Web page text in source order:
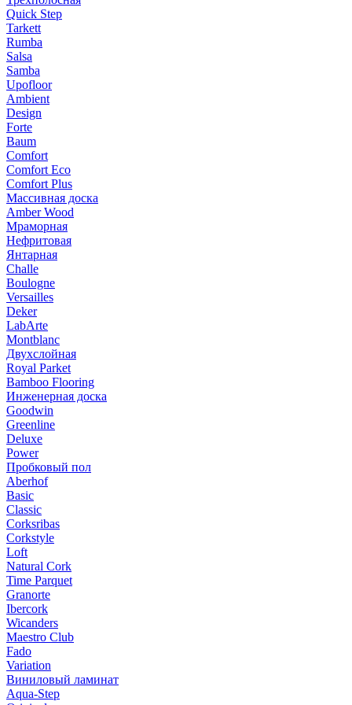
Quick Step
Tarkett
Rumba
Salsa
Samba
Upofloor
Ambient
Design
Forte
Baum
Comfort
Comfort Eco
Comfort Plus
Массивная доска
Amber Wood
Мраморная
Нефритовая
Янтарная
Challe
Boulogne
Versailles
Deker
LabArte
Montblanc
Двухслойная
Royal Parket
Bamboo Flooring
Инженерная доска
Goodwin
Greenline
Deluxe
Power
Пробковый пол
Aberhof
Basic
Classic
Corksribas
Corkstyle
Loft
Natural Cork
Time Parquet
Granorte
Ibercork
Wicanders
Мaestro Club
Fado
Variation
Виниловый ламинат
Aqua-Step